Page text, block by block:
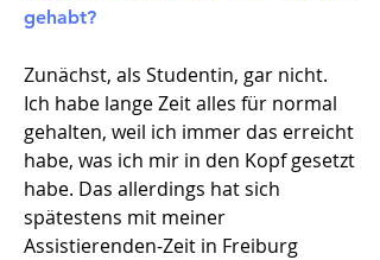
gehabt?
Zunächst, als Studentin, gar nicht.
Ich habe lange Zeit alles für normal
gehalten, weil ich immer das erreicht
habe, was ich mir in den Kopf gesetzt
habe. Das allerdings hat sich
spätestens mit meiner
Assistierenden-Zeit in Freiburg